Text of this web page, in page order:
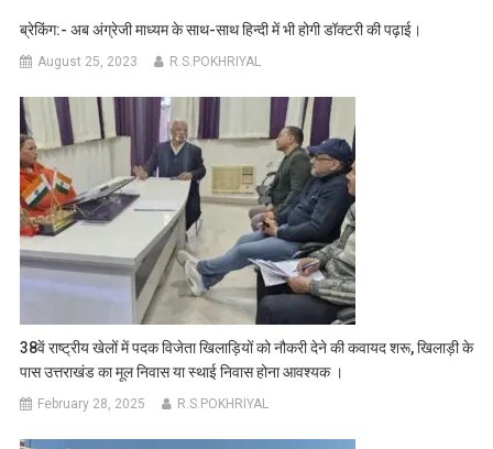
ब्रेकिंग:- अब अंग्रेजी माध्यम के साथ-साथ हिन्दी में भी होगी डॉक्टरी की पढ़ाई।
August 25, 2023 R.S.POKHRIYAL
38वें राष्ट्रीय खेलों में पदक विजेता खिलाड़ियों को नौकरी देने की कवायद शरू, खिलाड़ी के
पास उत्तराखंड का मूल निवास या स्थाई निवास होना आवश्यक ।
February 28, 2025 R.S.POKHRIYAL